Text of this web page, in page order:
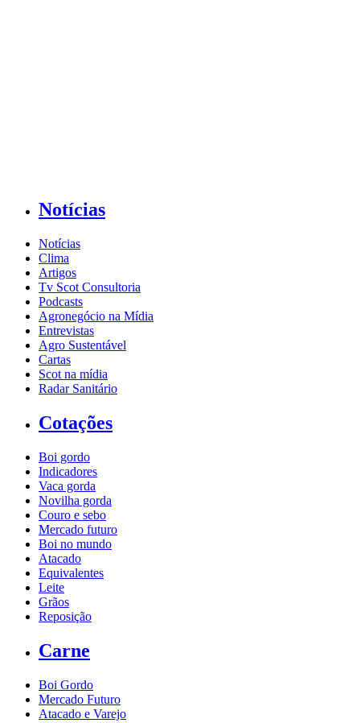
Notícias
Notícias
Clima
Artigos
Tv Scot Consultoria
Podcasts
Agronegócio na Mídia
Entrevistas
Agro Sustentável
Cartas
Scot na mídia
Radar Sanitário
Cotações
Boi gordo
Indicadores
Vaca gorda
Novilha gorda
Couro e sebo
Mercado futuro
Boi no mundo
Atacado
Equivalentes
Leite
Grãos
Reposição
Carne
Boi Gordo
Mercado Futuro
Atacado e Varejo